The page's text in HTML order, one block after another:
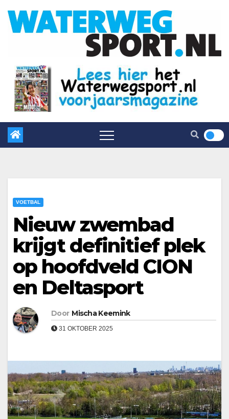
VOETBAL
Nieuw zwembad
krijgt definitief plek
op hoofdveld CION
en Deltasport
Door Mischa Keemink
31 OKTOBER 2025